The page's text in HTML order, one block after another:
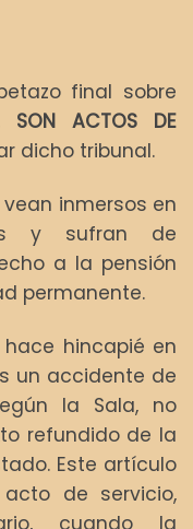
final sobre
SON ACTOS DE
dicho tribunal.
inmersos en
y sufran de
a la pensión
permanente.
hincapié en
un accidente de
la Sala, no
refundido de la
Este artículo
de servicio,
cuando la